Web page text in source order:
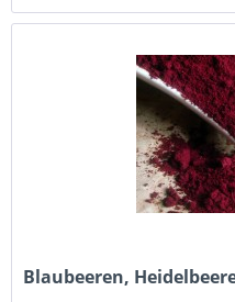
Blaubeeren,